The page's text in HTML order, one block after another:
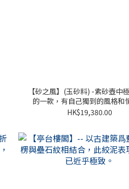
【砂之風】(玉砂料) -紫砂壺中
的一款，有自己獨到的風格和
HK$19,380.00